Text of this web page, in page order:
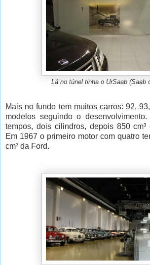
Lá no túnel tinha o UrSaab (Saab
Mais no fundo tem muitos carros: 92,
modelos seguindo o
tempos, dois cilindros, depois 850 cm³
Em 1967 o primeiro motor com quatro
cm³ da Ford.